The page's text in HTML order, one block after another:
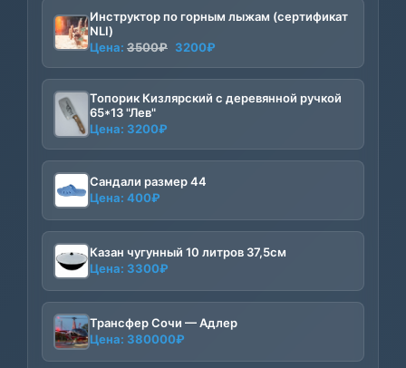
Инструктор по горным лыжам (сертификат
NLI)
Цена: 3500₽ Первоначальная
составляла
3500₽.
3200₽
3200₽.
Топорик Кизлярский с деревянной ручкой
65*13 "Лев"
Цена: 3200₽
Сандали размер 44
Цена: 400₽
Казан чугунный 10 литров 37,5см
Цена: 3300₽
Трансфер Сочи — Адлер
Цена: 380000₽